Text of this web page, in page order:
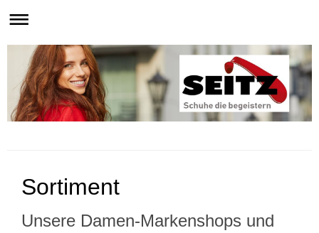
Sortiment
Unsere Damen-Markenshops und